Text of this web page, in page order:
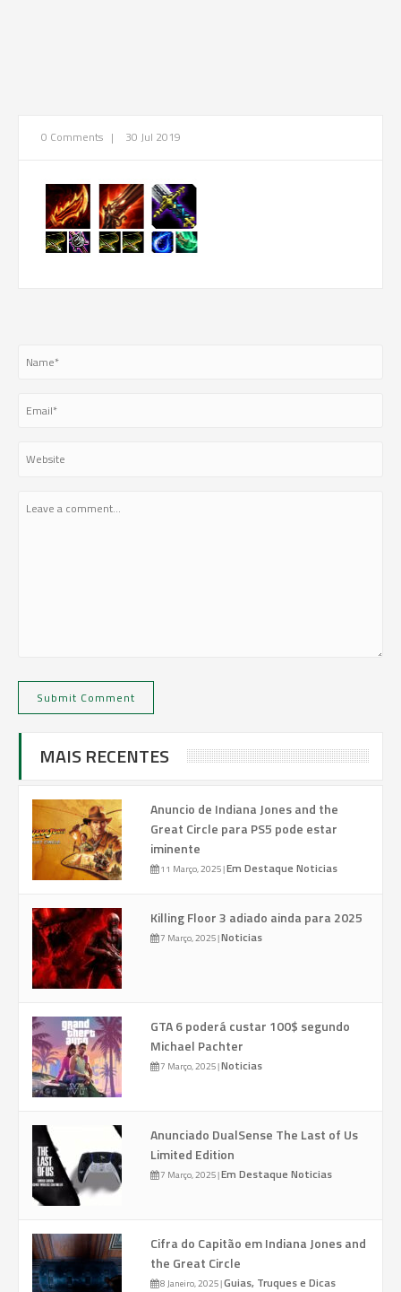
0 Comments | 30 Jul 2019
MAIS RECENTES
Anuncio de Indiana Jones and the
Great Circle para PS5 pode estar
iminente
11 Março, 2025|Em Destaque Noticias
Killing Floor 3 adiado ainda para 2025
7 Março, 2025|Noticias
GTA 6 poderá custar 100$ segundo
Michael Pachter
7 Março, 2025|Noticias
Anunciado DualSense The Last of Us
Limited Edition
7 Março, 2025|Em Destaque Noticias
Cifra do Capitão em Indiana Jones and
the Great Circle
8 Janeiro, 2025|Guias, Truques e Dicas